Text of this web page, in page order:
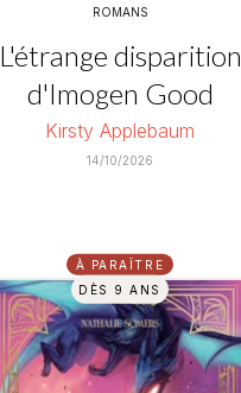
ROMANS
L'étrange disparition
d'Imogen Good
Kirsty Applebaum
14/10/2026
À PARAÎTRE
DÈS 9 ANS